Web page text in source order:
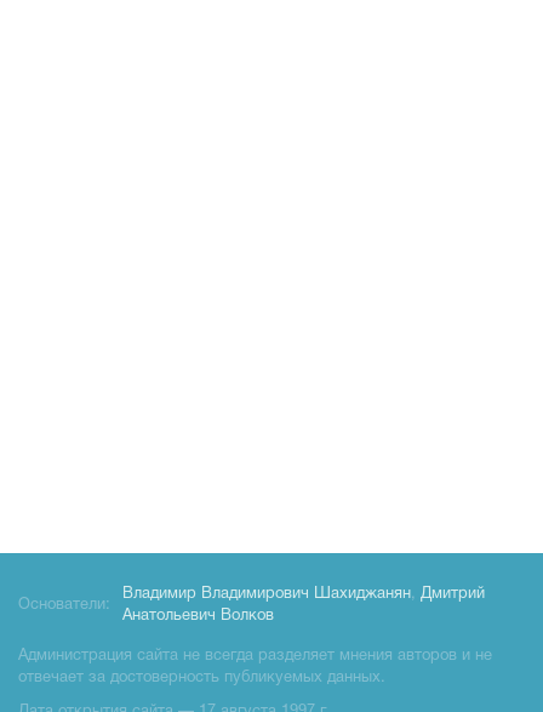
Основатели:
Владимир Владимирович Шахиджанян, Дмитрий
Анатольевич Волков
Администрация сайта не всегда разделяет мнения авторов и не
отвечает за достоверность публикуемых данных.